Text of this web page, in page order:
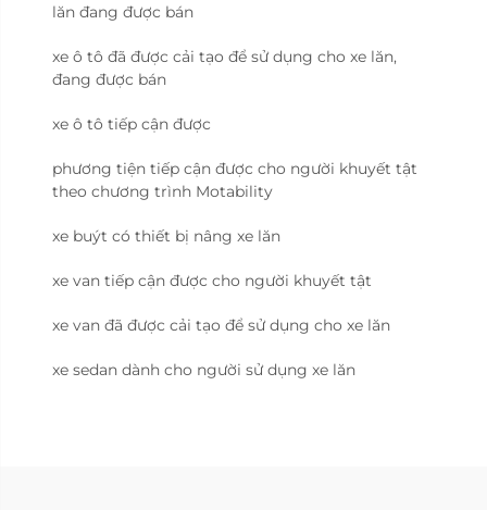
lăn đang được bán
xe ô tô đã được cải tạo để sử dụng cho xe lăn,
đang được bán
xe ô tô tiếp cận được
phương tiện tiếp cận được cho người khuyết tật
theo chương trình Motability
xe buýt có thiết bị nâng xe lăn
xe van tiếp cận được cho người khuyết tật
xe van đã được cải tạo để sử dụng cho xe lăn
xe sedan dành cho người sử dụng xe lăn